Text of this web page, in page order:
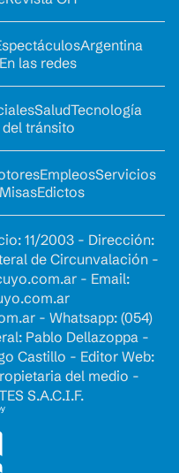
Argentina
las redes
SaludTecnología
del tránsito
EmpleosServicios
Edictos
11/2003 - Dirección:
de Circunvalación -
- Email:
- Whatsapp: (054)
Pablo Dellazoppa -
Castillo - Editor Web:
del medio -
S.A.C.I.F.